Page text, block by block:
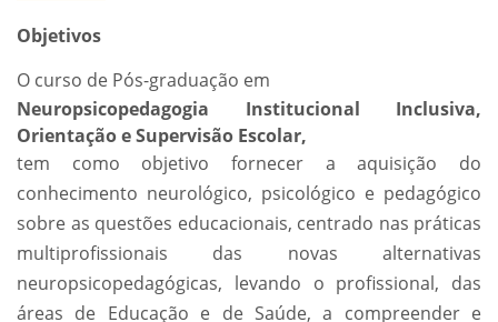
Objetivos
O curso de Pós-graduação em
Neuropsicopedagogia Institucional Inclusiva,
Orientação e Supervisão Escolar,
tem como objetivo fornecer a aquisição do
conhecimento neurológico, psicológico e pedagógico
sobre as questões educacionais, centrado nas práticas
multiprofissionais das novas alternativas
neuropsicopedagógicas, levando o profissional, das
áreas de Educação e de Saúde, a compreender e